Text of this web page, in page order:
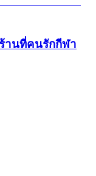
านที่คนรักกีฬา